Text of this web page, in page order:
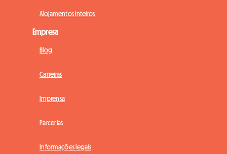
Alojamentos inteiros
Empresa
Blog
Carreiras
Imprensa
Parcerias
Informações legais